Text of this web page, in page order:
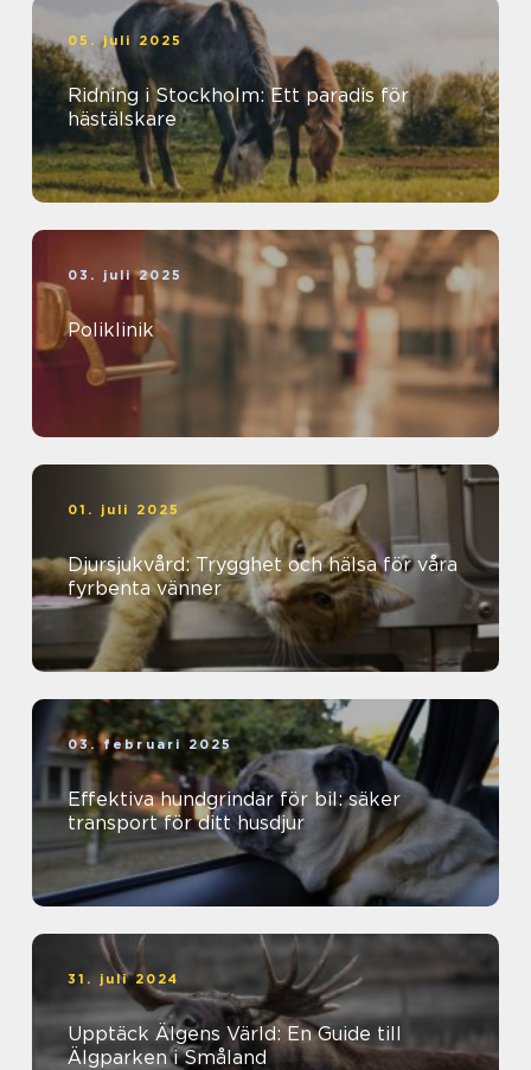
05. juli 2025
Ridning i Stockholm: Ett paradis för
hästälskare
03. juli 2025
Poliklinik
01. juli 2025
Djursjukvård: Trygghet och hälsa för våra
fyrbenta vänner
03. februari 2025
Effektiva hundgrindar för bil: säker
transport för ditt husdjur
31. juli 2024
Upptäck Älgens Värld: En Guide till
Älgparken i Småland